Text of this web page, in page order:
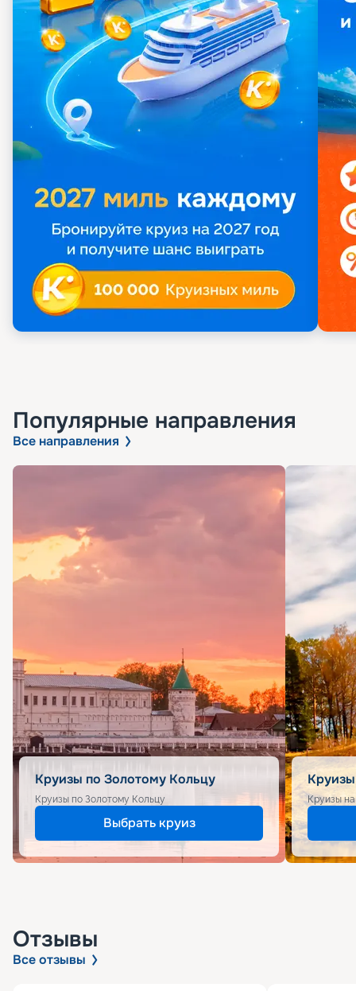
Популярные направления
Все направления
Круизы по Золотому Кольцу
Круизы по Золотому Кольцу
Выбрать круиз
Круизы
Отзывы
Все отзывы